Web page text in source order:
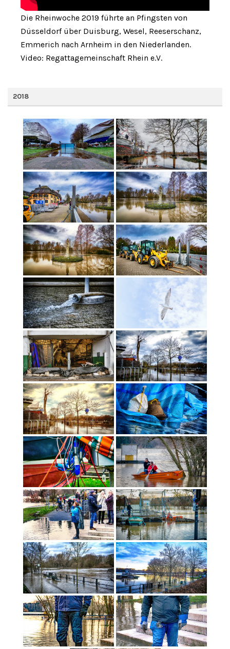
Die Rheinwoche 2019 führte an Pfingsten von
Düsseldorf über Duisburg, Wesel, Reeserschanz,
Emmerich nach Arnheim in den Niederlanden.
Video: Regattagemeinschaft Rhein e.V.
2018